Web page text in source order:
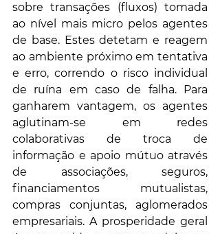
sobre transações (fluxos) tomada
ao nível mais micro pelos agentes
de base. Estes detetam e reagem
ao ambiente próximo em tentativa
e erro, correndo o risco individual
de ruína em caso de falha. Para
ganharem vantagem, os agentes
aglutinam-se em redes
colaborativas de troca de
informação e apoio mútuo através
de associações, seguros,
financiamentos mutualistas,
compras conjuntas, aglomerados
empresariais. A prosperidade geral